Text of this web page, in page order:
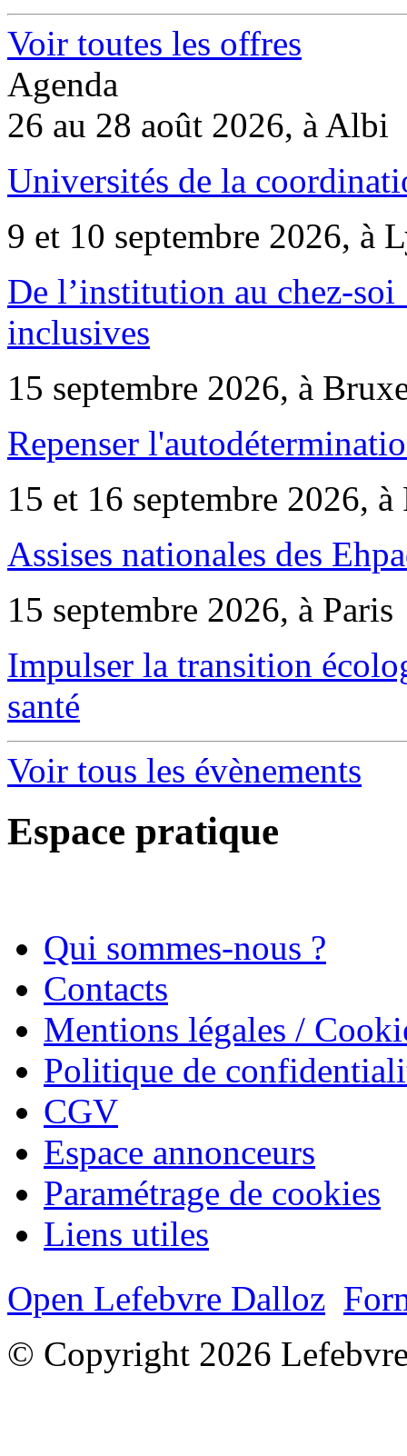
Voir toutes les offres
Agenda
26 au 28 août 2026, à Albi
Universités de la
9 et 10 septembre 2026, à
De l’institution au chez-
inclusives
15 septembre 2026, à
Repenser
15 et 16 septembre 2026, à
Assises nationales des
15 septembre 2026, à Paris
Impulser la transition
santé
Voir tous les évènements
Espace pratique
Qui sommes-nous ?
Contacts
Mentions légales /
Politique de
CGV
Espace annonceurs
Paramétrage de cookies
Liens utiles
Open Lefebvre Dalloz
© Copyright 2026